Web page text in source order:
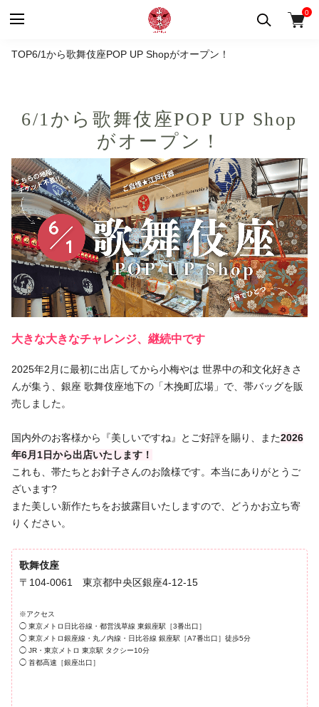
0
TOP6/1から歌舞伎座POP UP Shopがオープン！
6/1から歌舞伎座POP UP Shop
がオープン！
大きな大きなチャレンジ、継続中です
2025年2月に最初に出店してから小梅やは 世界中の和文化好きさ
んが集う、銀座 歌舞伎座地下の「木挽町広場」で、帯バッグを販
売しました。
国内外のお客様から『美しいですね』とご好評を賜り、また2026
年6月1日から出店いたします！
これも、帯たちとお針子さんのお陰様です。本当にありがとうご
ざいます?
また美しい新作たちをお披露目いたしますので、どうかお立ち寄
りください。
歌舞伎座
〒104-0061 東京都中央区銀座4-12-15
※アクセス
◯ 東京メトロ日比谷線・都営浅草線 東銀座駅［3番出口］
◯ 東京メトロ銀座線・丸ノ内線・日比谷線 銀座駅［A7番出口］徒歩5分
◯ JR・東京メトロ 東京駅 タクシー10分
◯ 首都高速［銀座出口］